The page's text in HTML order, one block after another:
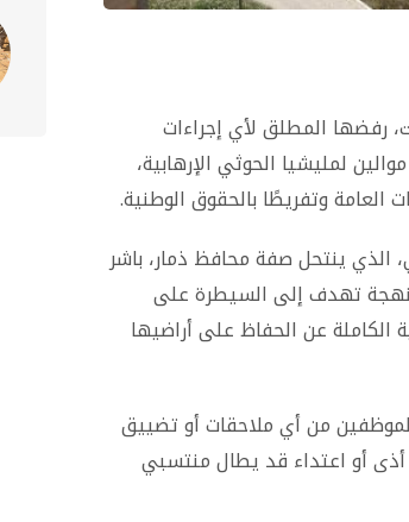
رفضها المطلق لأي إجراءات
لمليشيا الحوثي الإرهابية،
العامة وتفريطًا بالحقوق الوطنية.
الذي ينتحل صفة محافظ ذمار، باشر
تهدف إلى السيطرة على
الكاملة عن الحفاظ على أراضيها
من أي ملاحقات أو تضييق
أو اعتداء قد يطال منتسبي